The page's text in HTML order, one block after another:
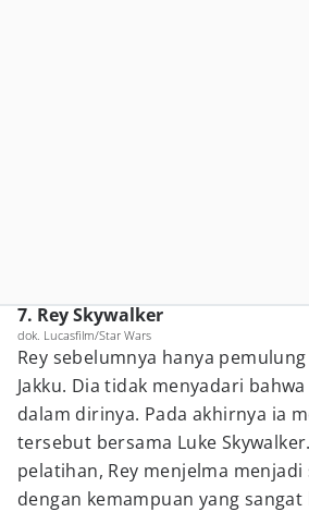
7. Rey Skywalker
dok. Lucasfilm/Star Wars
Rey sebelumnya hanya
Jakku. Dia tidak menyadari
dalam dirinya. Pada akhirnya ia
tersebut bersama Luke
pelatihan, Rey menjelma menjadi
dengan kemampuan yang